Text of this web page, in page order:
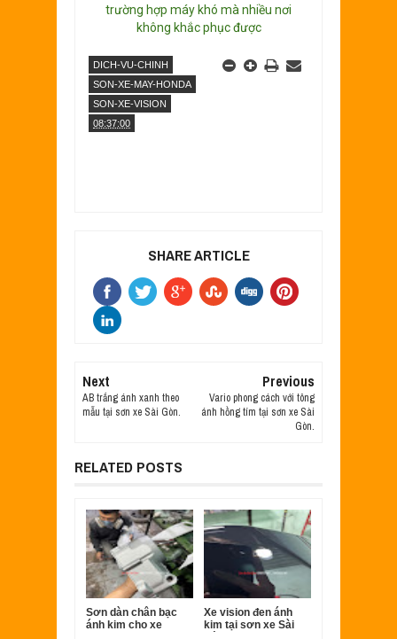
trường hợp máy khó mà nhiều nơi
không khắc phục được
DICH-VU-CHINH
SON-XE-MAY-HONDA
SON-XE-VISION
08:37:00
SHARE ARTICLE
Next
AB trắng ánh xanh theo
mẫu tại sơn xe Sài Gòn.
Previous
Vario phong cách với tông
ánh hồng tím tại sơn xe Sài
Gòn.
RELATED POSTS
Sơn dàn chân bạc
ánh kim cho xe
Xe vision đen ánh
kim tại sơn xe Sài